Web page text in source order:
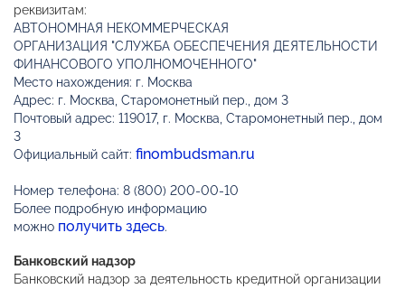
реквизитам:
АВТОНОМНАЯ НЕКОММЕРЧЕСКАЯ
ОРГАНИЗАЦИЯ "СЛУЖБА ОБЕСПЕЧЕНИЯ ДЕЯТЕЛЬНОСТИ
ФИНАНСОВОГО УПОЛНОМОЧЕННОГО"
Место нахождения: г. Москва
Адрес: г. Москва, Старомонетный пер., дом 3
Почтовый адрес: 119017, г. Москва, Старомонетный пер., дом
3
Официальный сайт: finombudsman.ru
Номер телефона: 8 (800) 200-00-10
Более подробную информацию
можно получить здесь.
Банковский надзор
Банковский надзор за деятельность кредитной организации